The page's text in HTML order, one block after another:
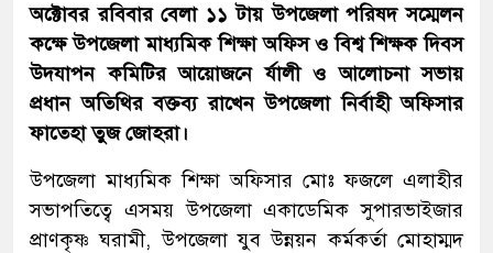
অক্টোবর রবিবার বেলা ১১ টায় উপজেলা পরিষদ সম্মেলন
কক্ষে উপজেলা মাধ্যমিক শিক্ষা অফিস ও বিশ্ব শিক্ষক দিবস
উদযাপন কমিটির আয়োজনে র্যালী ও আলোচনা সভায়
প্রধান অতিথির বক্তব্য রাখেন উপজেলা নির্বাহী অফিসার
ফাতেহা তুজ জোহরা।
উপজেলা মাধ্যমিক শিক্ষা অফিসার মোঃ ফজলে এলাহীর
সভাপতিত্বে এসময় উপজেলা একাডেমিক সুপারভাইজার
প্রাণকৃষ্ণ ঘরামী, উপজেলা যুব উন্নয়ন কর্মকর্তা মোহাম্মদ